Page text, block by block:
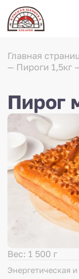
Главная
Пироги 1,5кг
Пирог
Вес: 1 500 г
Энергетическая